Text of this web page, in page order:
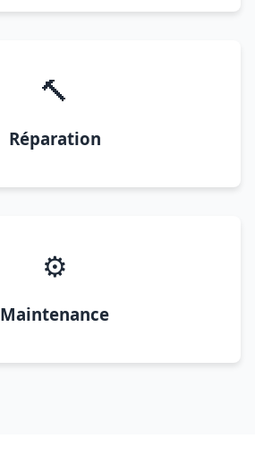
🔨
Réparation
⚙️
Maintenance